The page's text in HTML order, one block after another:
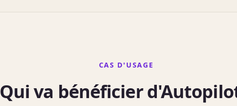
CAS D'USAGE
Qui va bénéficier